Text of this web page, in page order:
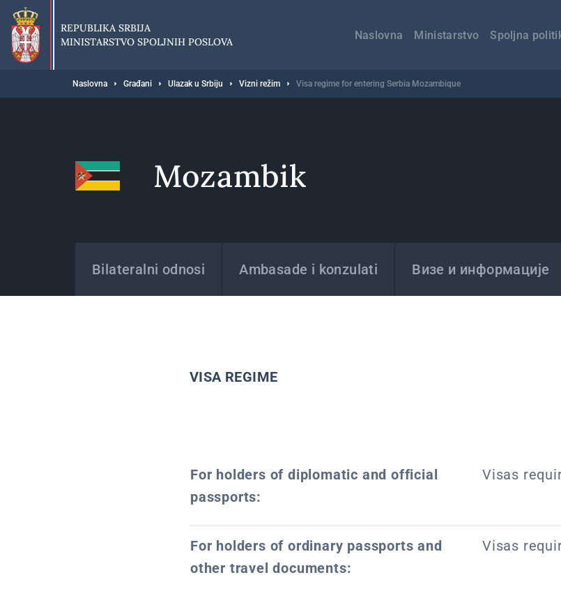
Preskoči
glavni
deo
sadržaja
REPUBLIKA SRBIJA
MINISTARSTVO SPOLJNIH POSLOVA
навигација
Naslovna Ministarstvo Spoljna
Breadcrumb
Naslovna Građani Ulazak u Srbiju Vizni režim Visa regime for entering Serbia Mozambique
Mozambik
Bilateralni odnosi Ambasade i konzulati Визе и информације
VISA REGIME
For holders of diplomatic and official
passports:
Visas
For holders of ordinary passports and
other travel documents:
Visas